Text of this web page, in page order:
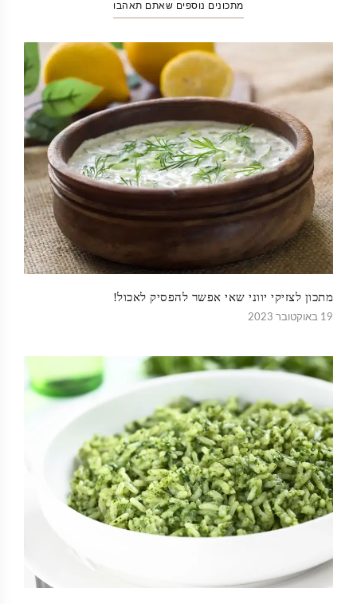
מתכונים נוספים שאתם תאהבו
מתכון לצזיקי יווני שאי אפשר להפסיק לאכול!
19 באוקטובר 2023